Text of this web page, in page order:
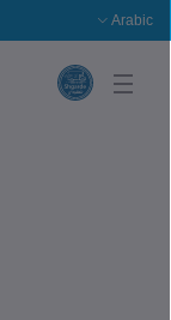
Arabic